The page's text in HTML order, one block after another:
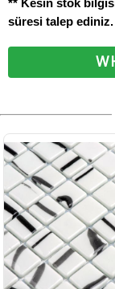
** Kesin stok
süresi talep ediniz.